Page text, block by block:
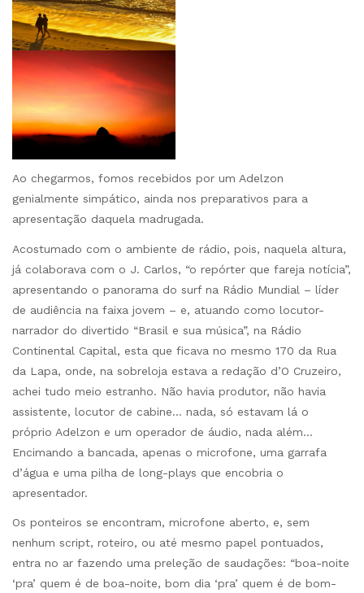
Ao chegarmos, fomos recebidos por um Adelzon
genialmente simpático, ainda nos preparativos para a
apresentação daquela madrugada.
Acostumado com o ambiente de rádio, pois, naquela altura,
já colaborava com o J. Carlos, “o repórter que fareja notícia”,
apresentando o panorama do surf na Rádio Mundial – líder
de audiência na faixa jovem – e, atuando como locutor-
narrador do divertido “Brasil e sua música”, na Rádio
Continental Capital, esta que ficava no mesmo 170 da Rua
da Lapa, onde, na sobreloja estava a redação d’O Cruzeiro,
achei tudo meio estranho. Não havia produtor, não havia
assistente, locutor de cabine… nada, só estavam lá o
próprio Adelzon e um operador de áudio, nada além…
Encimando a bancada, apenas o microfone, uma garrafa
d’água e uma pilha de long-plays que encobria o
apresentador.
Os ponteiros se encontram, microfone aberto, e, sem
nenhum script, roteiro, ou até mesmo papel pontuados,
entra no ar fazendo uma preleção de saudações: “boa-noite
‘pra’ quem é de boa-noite, bom dia ‘pra’ quem é de bom-